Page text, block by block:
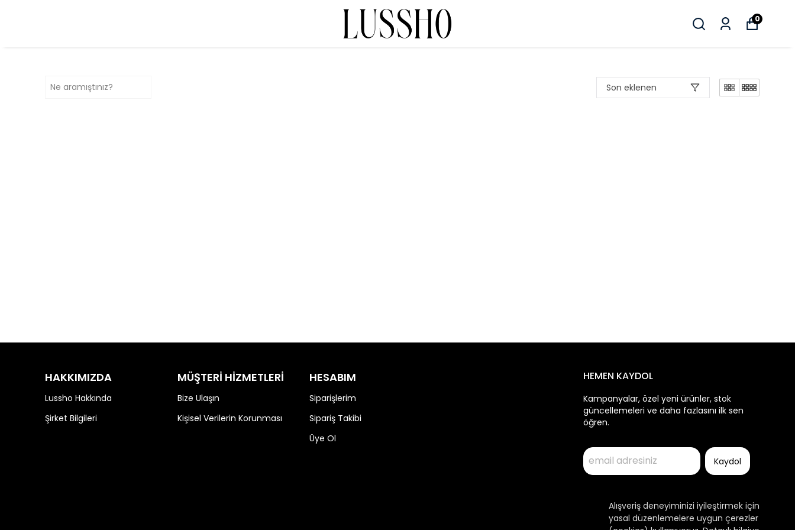
0
Alışveriş deneyiminizi iyileştirmek için
yasal düzenlemelere uygun çerezler
Son eklenen
HAKKIMIZDA
Lussho Hakkında
Şirket Bilgileri
MÜŞTERİ HİZMETLERİ
Bize Ulaşın
Kişisel Verilerin Korunması
HESABIM
Siparişlerim
Sipariş Takibi
Üye Ol
HEMEN KAYDOL
Kampanyalar, özel yeni ürünler, stok
güncellemeleri ve daha fazlasını ilk sen
öğren.
Kaydol